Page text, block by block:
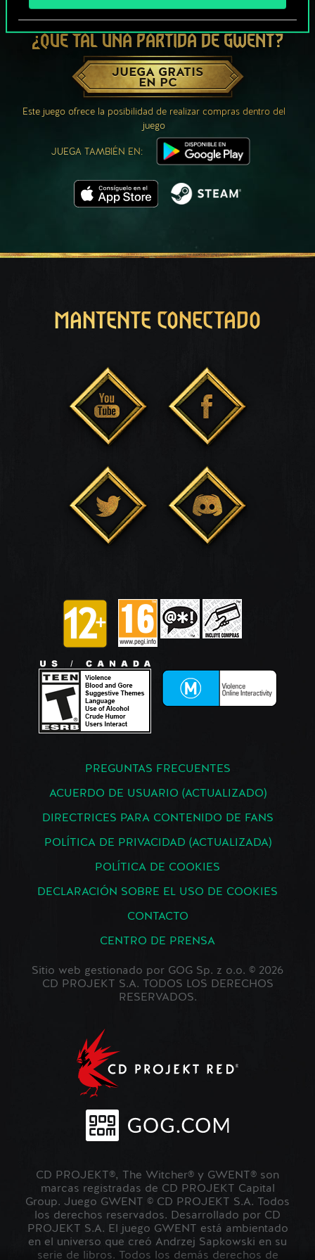
¿QUÉ TAL UNA PARTIDA DE GWENT?
JUEGA GRATIS
EN PC
Este juego ofrece la posibilidad de realizar compras dentro del
juego
JUEGA TAMBIÉN EN:
MANTENTE CONECTADO
PREGUNTAS FRECUENTES
ACUERDO DE USUARIO (ACTUALIZADO)
DIRECTRICES PARA CONTENIDO DE FANS
POLÍTICA DE PRIVACIDAD (ACTUALIZADA)
POLÍTICA DE COOKIES
DECLARACIÓN SOBRE EL USO DE COOKIES
CONTACTO
CENTRO DE PRENSA
Sitio web gestionado por GOG Sp. z o.o. © 2026
CD PROJEKT S.A. TODOS LOS DERECHOS
RESERVADOS.
CD PROJEKT®, The Witcher® y GWENT® son
marcas registradas de CD PROJEKT Capital
Group. Juego GWENT © CD PROJEKT S.A. Todos
los derechos reservados. Desarrollado por CD
PROJEKT S.A. El juego GWENT está ambientado
en el universo que creó Andrzej Sapkowski en su
serie de libros. Todos los demás derechos de